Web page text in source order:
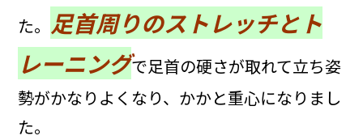
た。 足首周りのストレッチとト
レーニングで足首の硬さが取れて立ち姿
勢がかなりよくなり、 かかと重心になりまし
た。